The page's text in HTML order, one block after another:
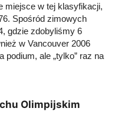
miejsce w tej klasyfikacji,
Spośród zimowych
gdzie zdobyliśmy 6
w Vancouver 2006
podium, ale „tylko” raz na
Olimpijskim